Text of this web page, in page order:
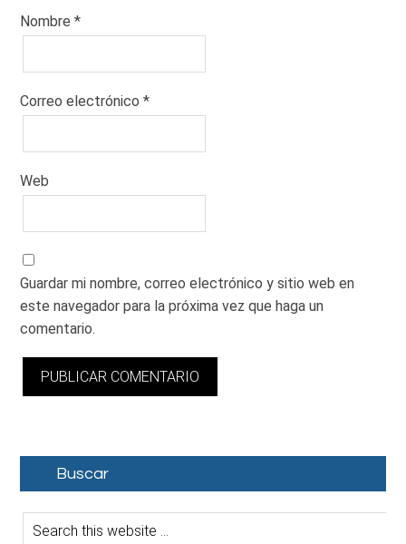
Nombre*
Correo electrónico*
Web
Guardar mi nombre, correo electrónico y sitio web en
este navegador para la próxima vez que haga un
comentario.
Buscar